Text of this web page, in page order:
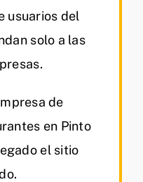
usuarios del
solo a las
de
en Pinto
el sitio